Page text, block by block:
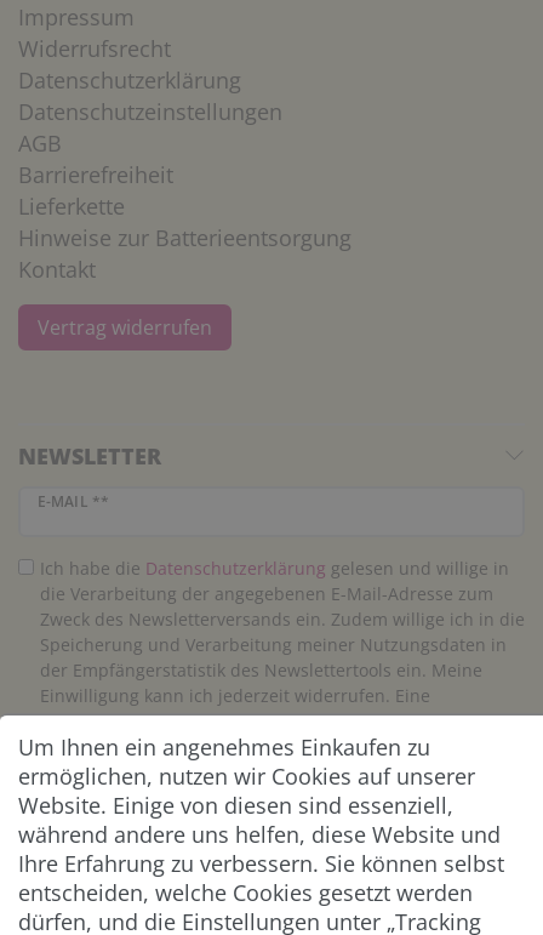
Impressum
Widerrufsrecht
Datenschutzerklärung
Datenschutzeinstellungen
AGB
Barrierefreiheit
Lieferkette
Hinweise zur Batterieentsorgung
Kontakt
Vertrag widerrufen
NEWSLETTER
E-MAIL **
Newsletter Honig
Ich habe die Daten­schutz­erklärung gelesen und willige in
die Verarbeitung der angegebenen E-Mail-Adresse zum
Zweck des Newsletterversands ein. Zudem willige ich in die
Speicherung und Verarbeitung meiner Nutzungsdaten in
der Empfängerstatistik des Newslettertools ein. Meine
Einwilligung kann ich jederzeit widerrufen. Eine
Abmeldung vom Newsletter ist jederzeit möglich.**
Abonnieren
** Hierbei handelt es sich um ein Pflichtfeld.
ZAHLUNG & VERSAND
Um Ihnen ein angenehmes Einkaufen zu
ermöglichen, nutzen wir Cookies auf unserer
Website. Einige von diesen sind essenziell,
während andere uns helfen, diese Website und
Ihre Erfahrung zu verbessern. Sie können selbst
entscheiden, welche Cookies gesetzt werden
dürfen, und die Einstellungen unter „Tracking